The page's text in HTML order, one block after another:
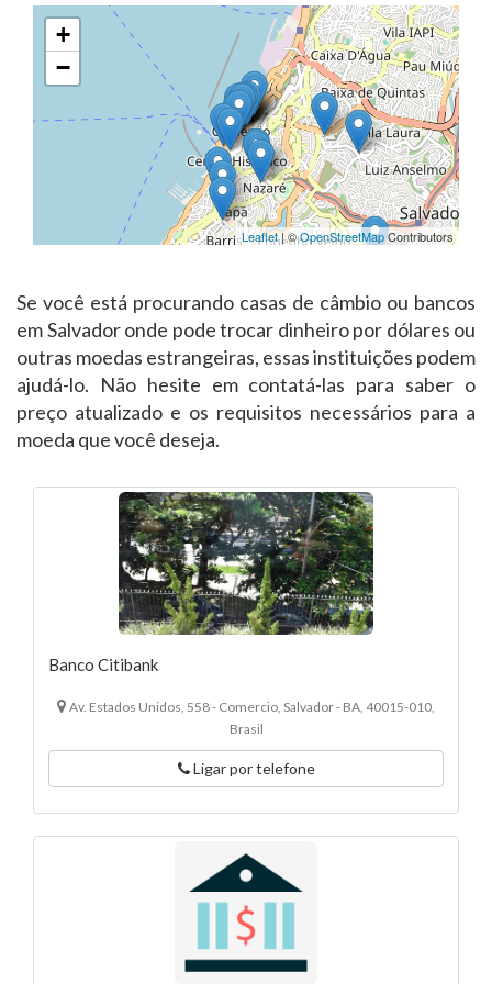
+
−
Leaflet| ©OpenStreetMapContributors
Se você está procurando casas de câmbio ou bancos
em Salvador onde pode trocar dinheiro por dólares ou
outras moedas estrangeiras, essas instituições podem
ajudá-lo. Não hesite em contatá-las para saber o
preço atualizado e os requisitos necessários para a
moeda que você deseja.
Banco Citibank
Av. Estados Unidos, 558 - Comercio, Salvador - BA, 40015-010,
Brasil
Ligar por telefone